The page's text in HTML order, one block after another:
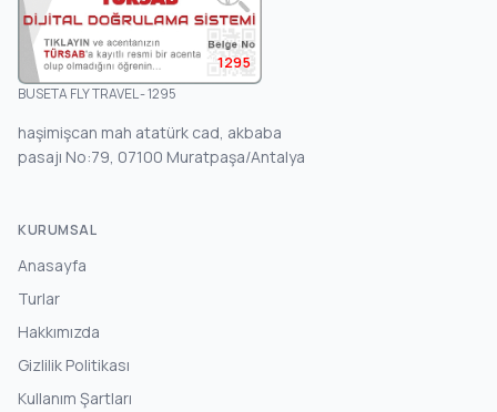
1295
BUSETA FLY TRAVEL - 1295
haşimişcan mah atatürk cad, akbaba
pasajı No:79, 07100 Muratpaşa/Antalya
KURUMSAL
Anasayfa
Turlar
Hakkımızda
Gizlilik Politikası
Kullanım Şartları